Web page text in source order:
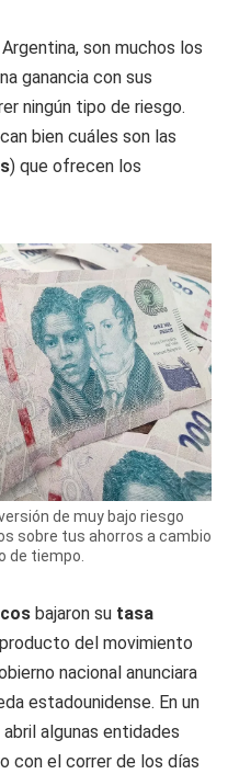
son muchos los
ganancia con sus
ningún tipo de riesgo.
bien cuáles son las
) que ofrecen los
de muy bajo riesgo
sobre tus ahorros a cambio
de tiempo.
bajaron su tasa
del movimiento
nacional anunciara
estadounidense. En un
algunas entidades
con el correr de los días